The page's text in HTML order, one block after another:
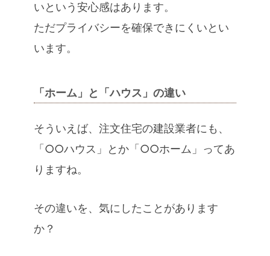
いという安心感はあります。
ただプライバシーを確保できにくいとい
います。
「ホーム」と「ハウス」の違い
そういえば、注文住宅の建設業者にも、
「○○ハウス」とか「○○ホーム」ってあ
りますね。
その違いを、気にしたことがあります
か？